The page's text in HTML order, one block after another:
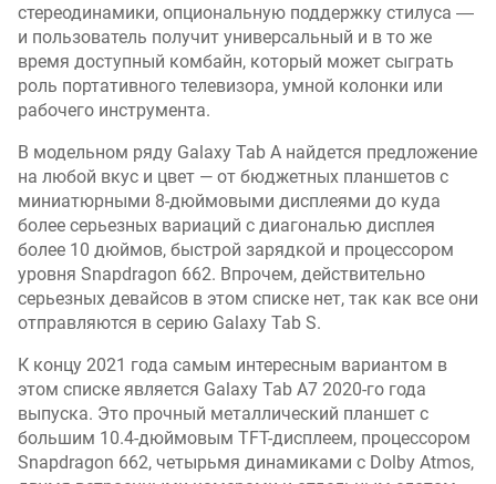
ч
а
с
т
о
а
р
а
з
в
е
р
т
и
(
Г
ц
)
стереодинамики, опциональную поддержку стилуса ―
и пользователь получит универсальный и в то же
время доступный комбайн, который может сыграть
роль портативного телевизора, умной колонки или
рабочего инструмента.
В модельном ряду Galaxy Tab A найдется предложение
на любой вкус и цвет — от бюджетных планшетов с
миниатюрными 8-дюймовыми дисплеями до куда
более серьезных вариаций с диагональю дисплея
более 10 дюймов, быстрой зарядкой и процессором
уровня Snapdragon 662. Впрочем, действительно
серьезных девайсов в этом списке нет, так как все они
отправляются в серию Galaxy Tab S.
К концу 2021 года самым интересным вариантом в
этом списке является Galaxy Tab A7 2020-го года
выпуска. Это прочный металлический планшет с
большим 10.4-дюймовым TFT-дисплеем, процессором
Snapdragon 662, четырьмя динамиками с Dolby Atmos,